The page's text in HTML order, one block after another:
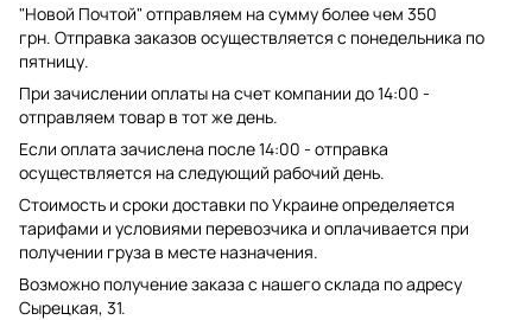
"Новой Почтой" отправляем на сумму более чем 350
грн. Отправка заказов осуществляется с понедельника по
пятницу.
При зачислении оплаты на счет компании до 14:00 -
отправляем товар в тот же день.
Если оплата зачислена после 14:00 - отправка
осуществляется на следующий рабочий день.
Стоимость и сроки доставки по Украине определяется
тарифами и условиями перевозчика и оплачивается при
получении груза в месте назначения.
Возможно получение заказа с нашего склада по адресу
Сырецкая, 31.